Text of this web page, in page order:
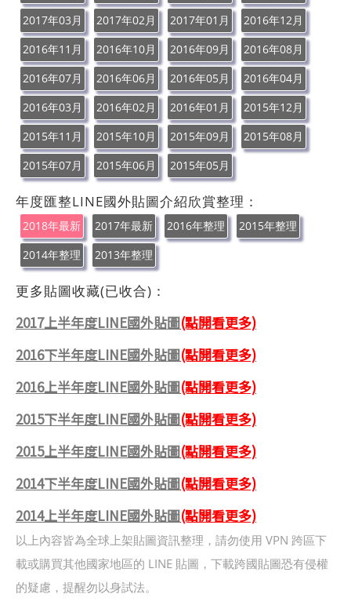
2017年03月
2017年02月 2017年01月
2016年12月
2016年11月
2016年10月 2016年09月
2016年08月
2016年07月
2016年06月 2016年05月
2016年04月
2016年03月
2016年02月 2016年01月
2015年12月
2015年11月
2015年10月 2015年09月
2015年08月
2015年07月
2015年06月 2015年05月
年度匯整LINE國外貼圖介紹欣賞整理：
2018年最新 2017年最新 2016年整理
2015年整理
2014年整理
2013年整理
更多貼圖收藏(已收合)：
2017上半年度LINE國外貼圖(點開看更多)
2016下半年度LINE國外貼圖(點開看更多)
2016上半年度LINE國外貼圖(點開看更多)
2015下半年度LINE國外貼圖(點開看更多)
2015上半年度LINE國外貼圖(點開看更多)
2014下半年度LINE國外貼圖(點開看更多)
2014上半年度LINE國外貼圖(點開看更多)
以上內容皆為全球上架貼圖資訊整理，請勿使用 VPN 跨區下
載或購買其他國家地區的 LINE 貼圖，下載跨國貼圖恐有侵權
的疑慮，提醒勿以身試法。